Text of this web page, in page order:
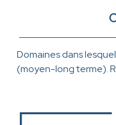
Domaines dans
(moyen-long terme).